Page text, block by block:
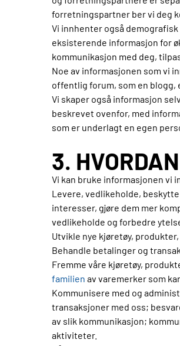
forretningspartner ber vi deg
Vi innhenter også
eksisterende informasjon for
kommunikasjon med deg,
Noe av informasjonen som vi
offentlig forum, som en
Vi skaper også informasjon
beskrevet ovenfor, med
som er underlagt en egen
3.
Vi kan bruke informasjonen vi
Levere, vedlikeholde,
interesser, gjøre dem mer
vedlikeholde og forbedre
Utvikle nye kjøretøy,
Behandle betalinger og
Fremme våre kjøretøy,
familien av varemerker som
Kommunisere med og
transaksjoner med oss;
av slik kommunikasjon;
aktiviteter.